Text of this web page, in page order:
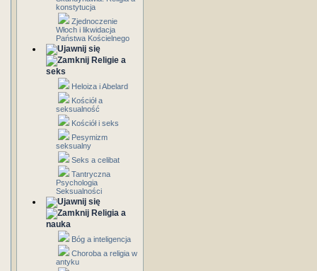
konstytucja
Zjednoczenie
Włoch i likwidacja
Państwa Kościelnego
Religie a
seks
Heloiza i Abelard
Kościół a
seksualność
Kościół i seks
Pesymizm
seksualny
Seks a celibat
Tantryczna
Psychologia
Seksualności
Religia a
nauka
Bóg a inteligencja
Choroba a religia w
antyku